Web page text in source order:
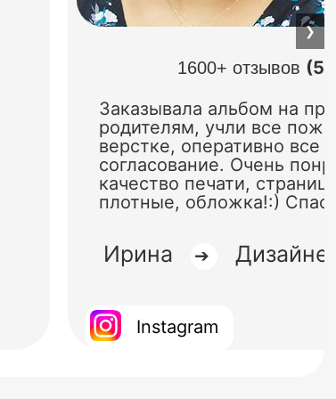
1600+ отзывов
Заказывала альбом на
родителям, учли все
верстке, оперативно все
согласование. Очень
качество печати,
плотные, обложка!:)
Ирина ➔
Instagram
❯